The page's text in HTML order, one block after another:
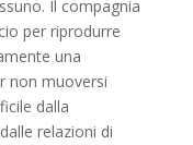
Il compagnia
per riprodurre
una
non muoversi
dalla
relazioni di